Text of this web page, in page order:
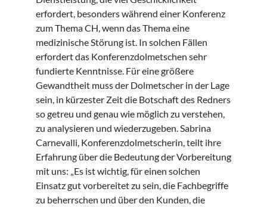
erfordert, besonders während einer Konferenz
zum Thema CH, wenn das Thema eine
medizinische Störung ist. In solchen Fällen
erfordert das Konferenzdolmetschen sehr
fundierte Kenntnisse. Für eine größere
Gewandtheit muss der Dolmetscher in der Lage
sein, in kürzester Zeit die Botschaft des Redners
so getreu und genau wie möglich zu verstehen,
zu analysieren und wiederzugeben. Sabrina
Carnevalli, Konferenzdolmetscherin, teilt ihre
Erfahrung über die Bedeutung der Vorbereitung
mit uns: „Es ist wichtig, für einen solchen
Einsatz gut vorbereitet zu sein, die Fachbegriffe
zu beherrschen und über den Kunden, die